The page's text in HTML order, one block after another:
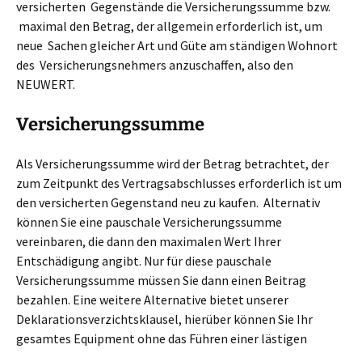
versicherten Gegenstände die Versicherungssumme bzw.
maximal den Betrag, der allgemein erforderlich ist, um
neue Sachen gleicher Art und Güte am ständigen Wohnort
des Versicherungsnehmers anzuschaffen, also den
NEUWERT.
Versicherungssumme
Als Versicherungssumme wird der Betrag betrachtet, der
zum Zeitpunkt des Vertragsabschlusses erforderlich ist um
den versicherten Gegenstand neu zu kaufen. Alternativ
können Sie eine pauschale Versicherungssumme
vereinbaren, die dann den maximalen Wert Ihrer
Entschädigung angibt. Nur für diese pauschale
Versicherungssumme müssen Sie dann einen Beitrag
bezahlen. Eine weitere Alternative bietet unserer
Deklarationsverzichtsklausel, hierüber können Sie Ihr
gesamtes Equipment ohne das Führen einer lästigen